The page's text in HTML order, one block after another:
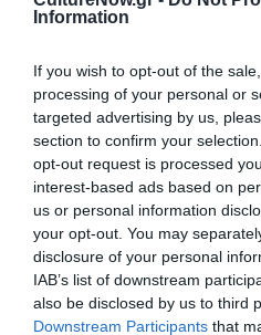
Information
If you wish to opt-out of the
processing of your personal or
targeted advertising by us,
section to confirm your
opt-out request is processed
interest-based ads based on
us or personal information
your opt-out. You may
disclosure of your personal
IAB’s list of downstream
also be disclosed by us to third
Downstream Participants that
Ακολουθήστε το
Δείτε όλα τατελευταία νέα
Πολιτισμό στο
Νέοι Διαγωνισμοί❯
Tags
ΒΙΟΓΡΑΦΙΚΕΣ ΤΑΙΝΙΕΣ
ΝΕΕΣ ΤΑΙΝΙΕΣ - ΤΑΙΝΙΕΣ ΤΗΣ